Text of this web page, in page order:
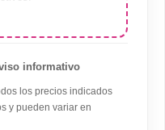
informativo
los precios indicados
y pueden variar en